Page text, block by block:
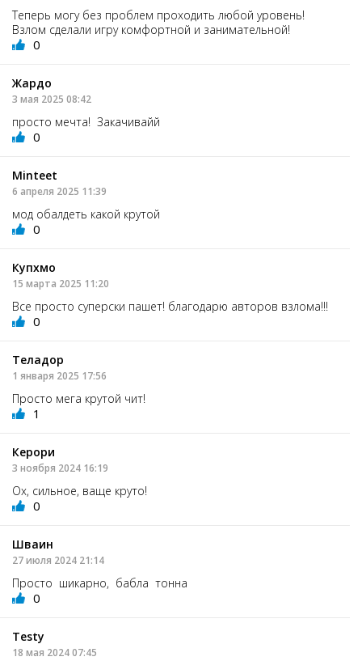
Теперь могу без проблем проходить любой уровень!
Взлом сделали игру комфортной и занимательной!
0
Жардо
3 мая 2025 08:42
просто мечта! Закачивайй
0
Minteet
6 апреля 2025 11:39
мод обалдеть какой крутой
0
Купхмо
15 марта 2025 11:20
Все просто суперски пашет! благодарю авторов взлома!!!
0
Теладор
1 января 2025 17:56
Просто мега крутой чит!
1
Керори
3 ноября 2024 16:19
Ох, сильное, ваще круто!
0
Шваин
27 июля 2024 21:14
Просто шикарно, бабла тонна
0
Testy
18 мая 2024 07:45